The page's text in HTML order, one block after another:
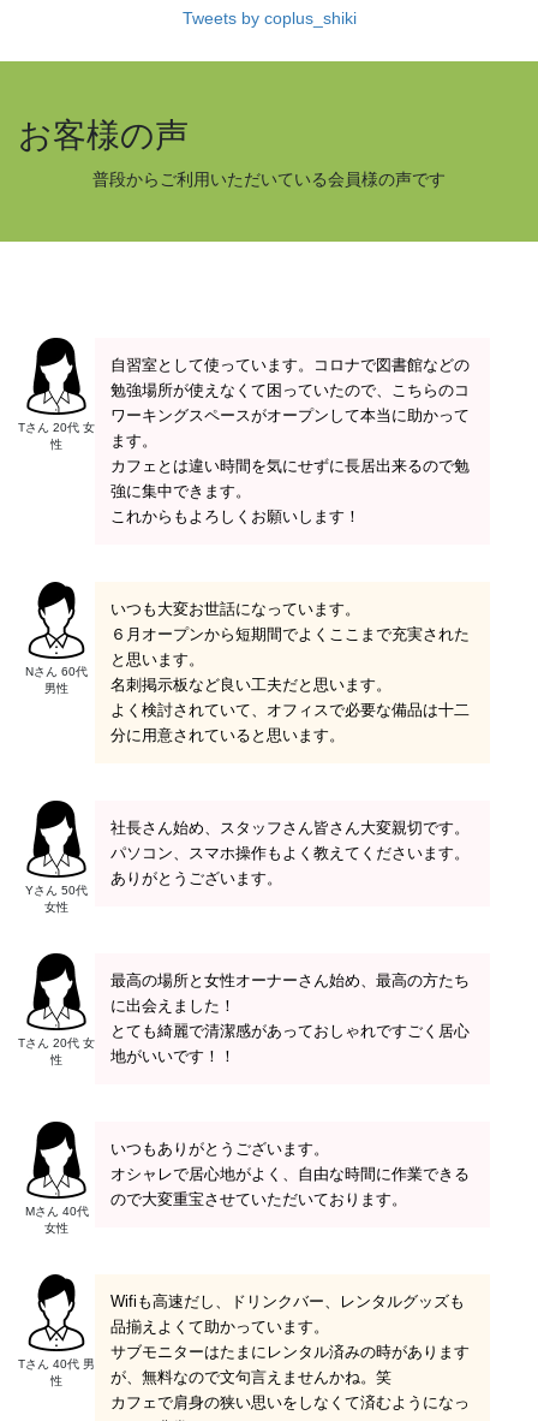
Tweets by coplus_shiki
お客様の声
普段からご利用いただいている会員様の声です
Tさん 20代 女
性
自習室として使っています。コロナで図書館などの
勉強場所が使えなくて困っていたので、こちらのコ
ワーキングスペースがオープンして本当に助かって
ます。
カフェとは違い時間を気にせずに長居出来るので勉
強に集中できます。
これからもよろしくお願いします！
Nさん 60代
男性
いつも大変お世話になっています。
６月オープンから短期間でよくここまで充実された
と思います。
名刺掲示板など良い工夫だと思います。
よく検討されていて、オフィスで必要な備品は十二
分に用意されていると思います。
Yさん 50代
女性
社長さん始め、スタッフさん皆さん大変親切です。
パソコン、スマホ操作もよく教えてくださいます。
ありがとうございます。
Tさん 20代 女
性
最高の場所と女性オーナーさん始め、最高の方たち
に出会えました！
とても綺麗で清潔感があっておしゃれですごく居心
地がいいです！！
Mさん 40代
女性
いつもありがとうございます。
オシャレで居心地がよく、自由な時間に作業できる
ので大変重宝させていただいております。
Tさん 40代 男
性
Wifiも高速だし、ドリンクバー、レンタルグッズも
品揃えよくて助かっています。
サブモニターはたまにレンタル済みの時があります
が、無料なので文句言えませんかね。笑
カフェで肩身の狭い思いをしなくて済むようになっ